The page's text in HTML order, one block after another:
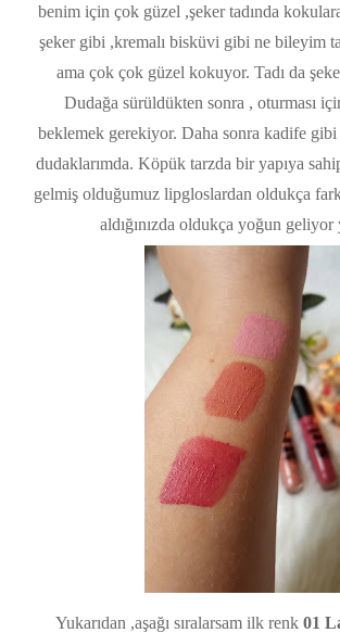
benim için çok güzel ,şeker tadında
şeker gibi ,kremalı bisküvi gibi ne bileyim
ama çok çok güzel kokuyor. Tadı da
Dudağa sürüldükten sonra , oturması
beklemek gerekiyor. Daha sonra kadife gibi
dudaklarımda. Köpük tarzda bir yapıya
gelmiş olduğumuz lipgloslardan oldukça
aldığınızda oldukça yoğun geliyor
Yukarıdan ,aşağı sıralarsam ilk renk 01